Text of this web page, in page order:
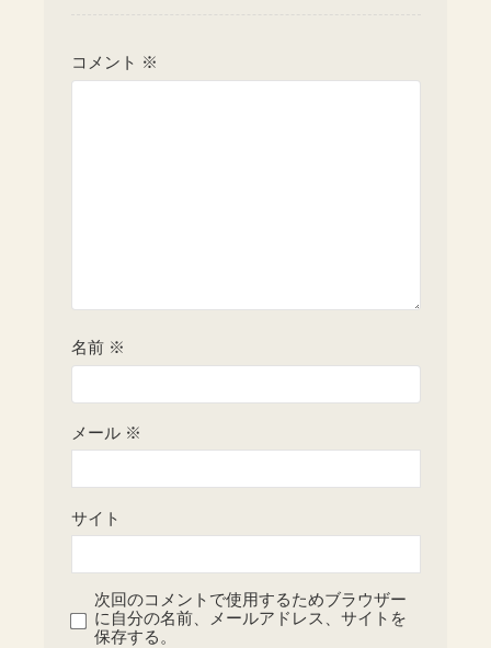
コメント ※
名前 ※
メール ※
サイト
次回のコメントで使用するためブラウザー
に自分の名前、メールアドレス、サイトを
保存する。